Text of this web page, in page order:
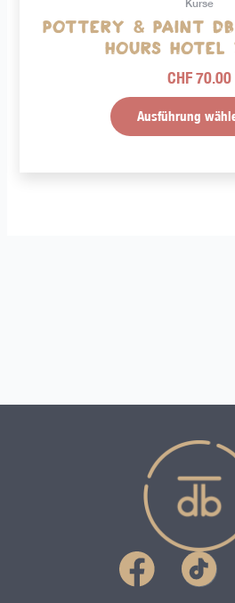
Kurse
Pottery & Paint
hours Hotel
CHF70.00
Ausführung